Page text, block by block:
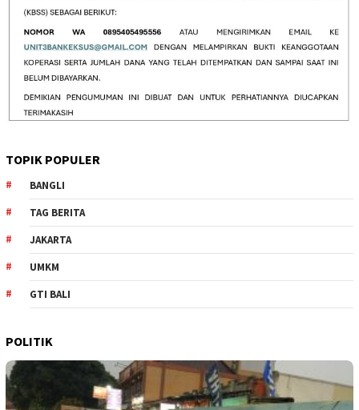
TOPIK POPULER
BANGLI
TAG BERITA
JAKARTA
UMKM
GTI BALI
POLITIK